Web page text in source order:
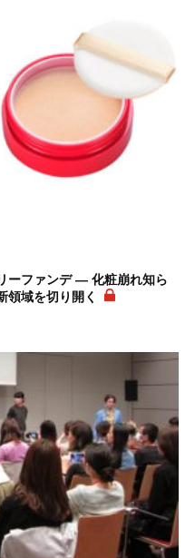
ーファンデ ― 化粧崩れ知ら
領域を切り開く